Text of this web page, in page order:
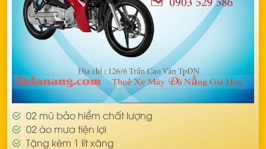
02 mũ bảo hiểm chất lượng
02 áo mưa tiện lợi
Tặng kèm 1 lít xăng